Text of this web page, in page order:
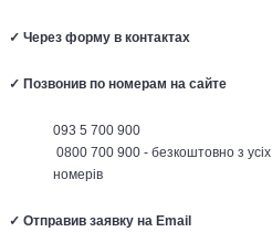
✓ Через форму в контактах
✓ Позвонив по номерам на сайте
093 5 700 900
0800 700 900 - безкоштовно з усіх
номерів
✓ Отправив заявку на Email